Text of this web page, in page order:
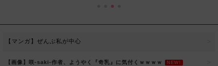
【マンガ】ぜんぶ私が中心
【画像】咲-saki-作者、ようやく『奇乳』に気付くｗｗｗｗ NEW!